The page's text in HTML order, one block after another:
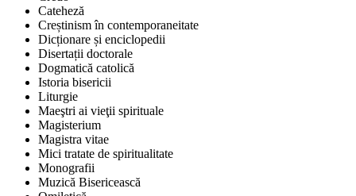
Cateheză
Creștinism în contemporaneitate
Dicționare și enciclopedii
Disertații doctorale
Dogmatică catolică
Istoria bisericii
Liturgie
Maeştri ai vieţii spirituale
Magisterium
Magistra vitae
Mici tratate de spiritualitate
Monografii
Muzică Bisericească